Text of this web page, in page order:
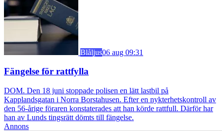
Blåljus06 aug 09:31
Fängelse för rattfylla
DOM. Den 18 juni stoppade polisen en lätt lastbil på
Kapplandsgatan i Norra Borstahusen. Efter en nykterhetskontroll av
den 56-årige föraren konstaterades att han körde rattfull. Därför har
han av Lunds tingsrätt dömts till fängelse.
Annons